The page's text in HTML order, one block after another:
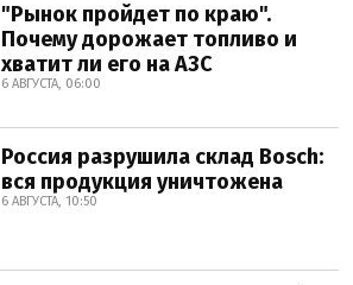
"Рынок пройдет по краю".
Почему дорожает топливо и
хватит ли его на АЗС
6 АВГУСТА, 06:00
Россия разрушила склад Bosch:
вся продукция уничтожена
6 АВГУСТА, 10:50